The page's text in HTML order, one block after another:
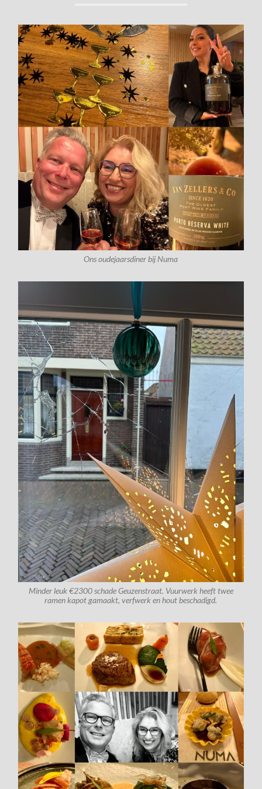
Ons oudejaarsdiner bij Numa
Minder leuk €2300 schade Geuzenstraat. Vuurwerk heeft twee
ramen kapot gamaakt, verfwerk en hout beschadigd.